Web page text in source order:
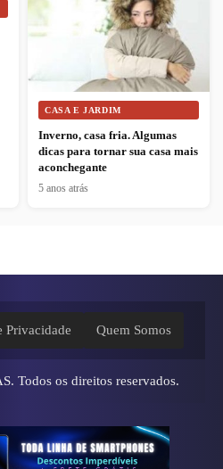
CASA E JARDIM
Inverno, casa fria. Algumas
dicas para tornar sua casa mais
aconchegante
5 anos atrás
Privacidade Quem Somos
. Todos os direitos reservados.